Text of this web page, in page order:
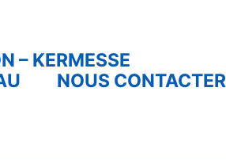
– KERMESSE
NOUS CONTACTER